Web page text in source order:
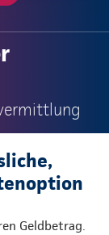
Geldbetrag.